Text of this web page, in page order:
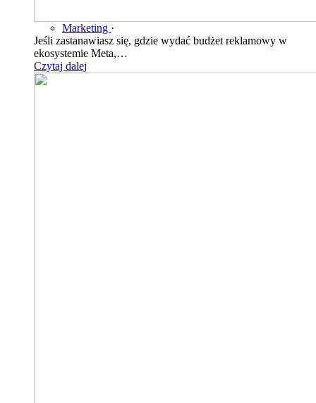
Marketing ·
Jeśli zastanawiasz się, gdzie wydać budżet reklamowy w
ekosystemie Meta,…
Czytaj dalej